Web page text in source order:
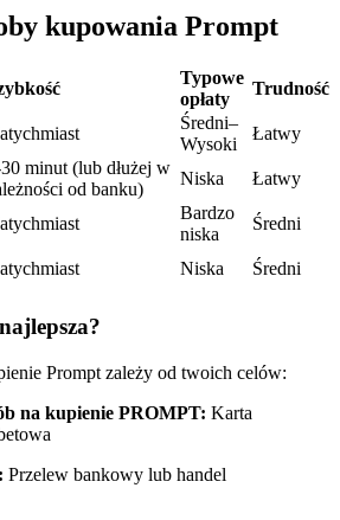
traderów
kupowania Prompt
Typowe
opłaty
Trudność
Średni–
Wysoki
Łatwy
minut (lub dłużej w
od banku)
Niska
Łatwy
Bardzo
niska
Średni
Niska Średni
Prompt zależy od twoich celów:
na kupienie PROMPT: Karta
Przelew bankowy lub handel